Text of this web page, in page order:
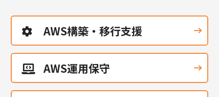
AWS構築・移行支援
AWS運用保守